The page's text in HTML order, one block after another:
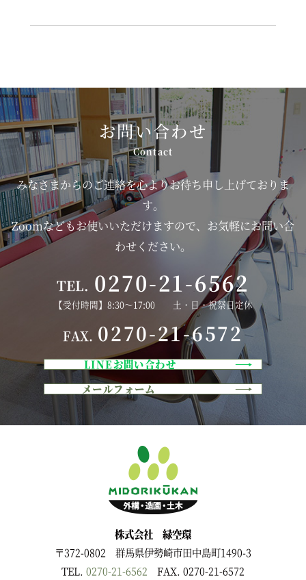
お問い合わせ
みなさまからのご連絡を心よりお待ち申し上げておりま
す。
Zoomなどもお使いいただけますので、お気軽にお問い合
わせください。
TEL. 0270-21-6562
【受付時間】8:30～17:00 土・日・祝祭日定休
FAX. 0270-21-6572
LINEお問い合わせ
メールフォーム
株式会社 緑空環
〒372-0802 群馬県伊勢崎市田中島町1490-3
TEL. 0270-21-6562 FAX. 0270-21-6572